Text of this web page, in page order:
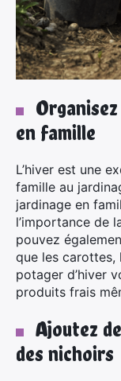
en famille
L’hiver est une
famille au
jardinage en
l’importance de
pouvez
que les carottes,
potager d’hiver
produits frais
Ajoutez
des nichoirs